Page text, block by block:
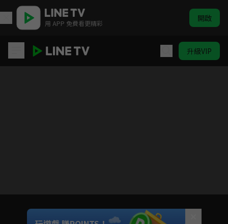
用 APP 免費看更精彩 開啟
升級VIP
Unmute
如有不便請見諒